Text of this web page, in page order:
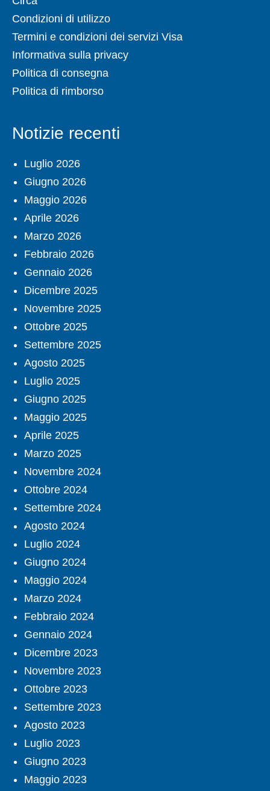
Condizioni di utilizzo
Termini e condizioni dei servizi Visa
Informativa sulla privacy
Politica di consegna
Politica di rimborso
Notizie recenti
Luglio 2026
Giugno 2026
Maggio 2026
Aprile 2026
Marzo 2026
Febbraio 2026
Gennaio 2026
Dicembre 2025
Novembre 2025
Ottobre 2025
Settembre 2025
Agosto 2025
Luglio 2025
Giugno 2025
Maggio 2025
Aprile 2025
Marzo 2025
Novembre 2024
Ottobre 2024
Settembre 2024
Agosto 2024
Luglio 2024
Giugno 2024
Maggio 2024
Marzo 2024
Febbraio 2024
Gennaio 2024
Dicembre 2023
Novembre 2023
Ottobre 2023
Settembre 2023
Agosto 2023
Luglio 2023
Giugno 2023
Maggio 2023